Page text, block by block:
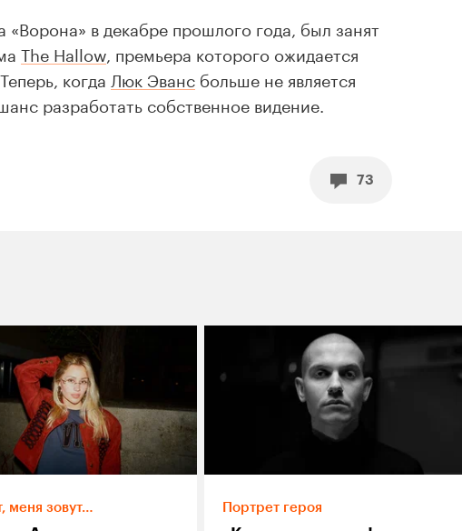
«Ворона» в декабре прошлого года, был занят
The Hallow , премьера которого ожидается
когда Люк Эванс больше не является
разработать собственное видение.
73
меня зовут… Портрет героя